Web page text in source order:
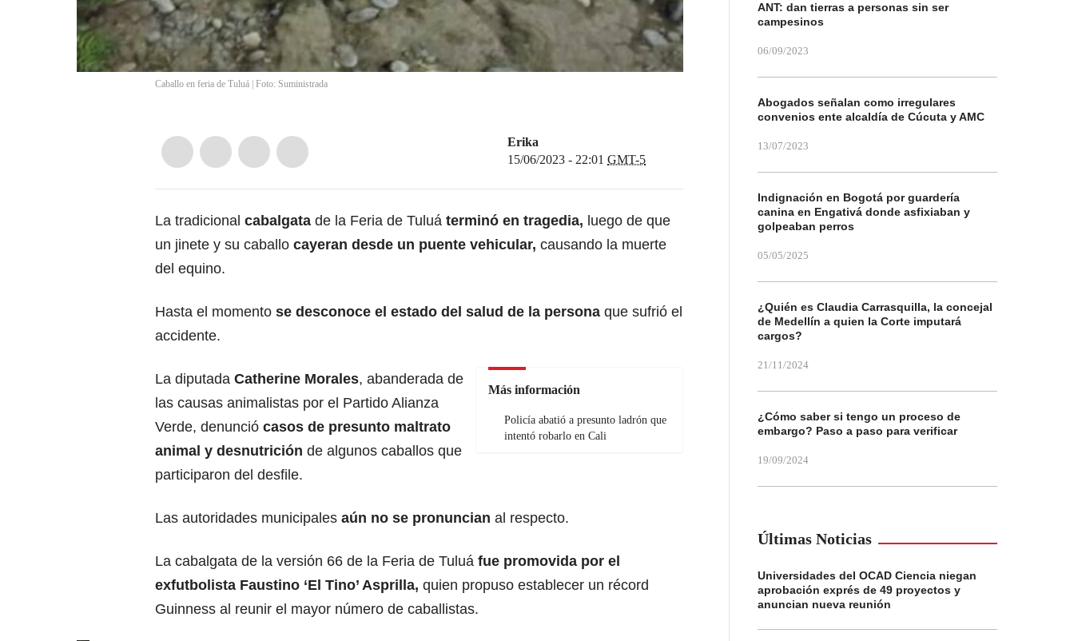
Caballo en feria de Tuluá | Foto: Suministrada
Erika
15/06/2023 - 22:01 GMT-5
La tradicional cabalgata de la Feria de Tuluá terminó en tragedia, luego de que
un jinete y su caballo cayeran desde un puente vehicular, causando la muerte
del equino.
Hasta el momento se desconoce el estado del salud de la persona que sufrió el
accidente.
Más información
Policía abatió a presunto ladrón que
intentó robarlo en Cali
La diputada Catherine Morales, abanderada de
las causas animalistas por el Partido Alianza
Verde, denunció casos de presunto maltrato
animal y desnutrición de algunos caballos que
participaron del desfile.
Las autoridades municipales aún no se pronuncian al respecto.
La cabalgata de la versión 66 de la Feria de Tuluá fue promovida por el
exfutbolista Faustino ‘El Tino’ Asprilla, quien propuso establecer un récord
Guinness al reunir el mayor número de caballistas.
ANT: dan tierras a personas sin ser
campesinos
06/09/2023
Abogados señalan como irregulares
convenios ente alcaldía de Cúcuta y AMC
13/07/2023
Indignación en Bogotá por guardería
canina en Engativá donde asfixiaban y
golpeaban perros
05/05/2025
¿Quién es Claudia Carrasquilla, la concejal
de Medellín a quien la Corte imputará
cargos?
21/11/2024
¿Cómo saber si tengo un proceso de
embargo? Paso a paso para verificar
19/09/2024
Últimas Noticias
Universidades del OCAD Ciencia niegan
aprobación exprés de 49 proyectos y
anuncian nueva reunión